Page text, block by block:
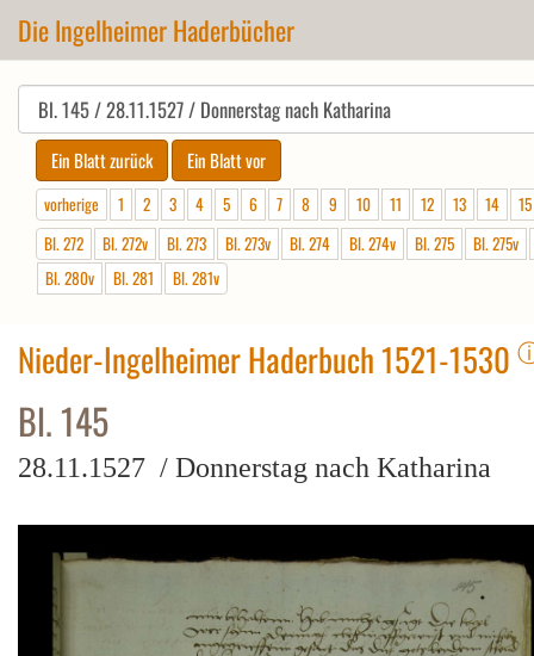
Die Ingelheimer Haderbücher
vorherige 1 2 3 4 5 6 7 8 9 10 11 12 13 14
15
Bl. 272
Bl. 272v Bl. 273 Bl. 273v Bl. 274 Bl. 274v Bl. 275
Bl. 275v
Bl. 280v
Bl. 281 Bl. 281v
Nieder-Ingelheimer Haderbuch 1521-1530
Bl. 145
28.11.1527 / Donnerstag nach Katharina